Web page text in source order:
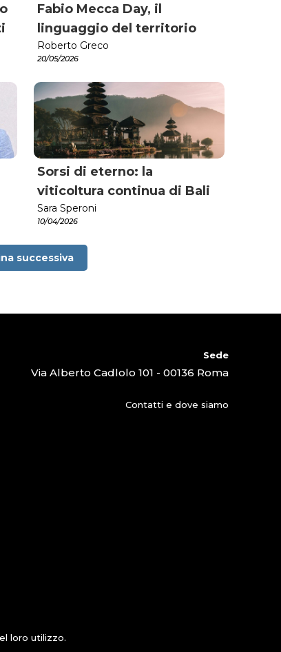
Fabio Mecca Day, il
linguaggio del territorio
Roberto Greco
20/05/2026
Sorsi di eterno: la
viticoltura continua di Bali
Sara Speroni
10/04/2026
successiva
Sede
Via Alberto Cadlolo 101 - 00136 Roma
Contatti e dove siamo
loro utilizzo.